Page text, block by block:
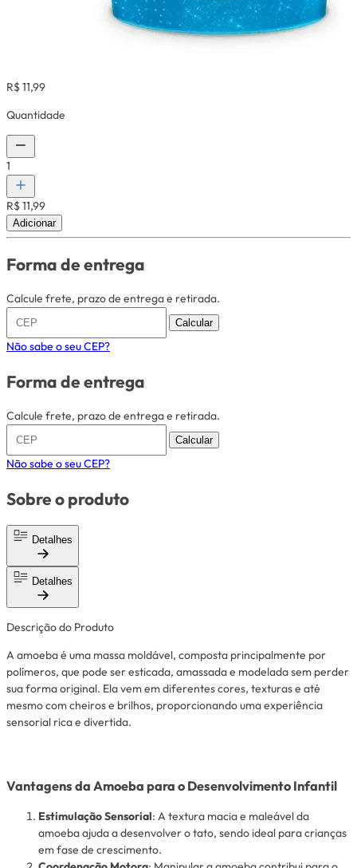
R$ 11,99
Quantidade
1
R$ 11,99
Adicionar
Forma de entrega
Calcule frete, prazo de entrega e retirada.
Calcular
Não sabe o seu CEP?
Forma de entrega
Calcule frete, prazo de entrega e retirada.
Calcular
Não sabe o seu CEP?
Sobre o produto
Detalhes
Detalhes
Descrição do Produto
A amoeba é uma massa moldável, composta principalmente por
polímeros, que pode ser esticada, amassada e modelada sem perder
sua forma original. Ela vem em diferentes cores, texturas e até
mesmo com cheiros e brilhos, proporcionando uma experiência
sensorial rica e divertida.
Vantagens da Amoeba para o Desenvolvimento Infantil
Estimulação Sensorial: A textura macia e maleável da
amoeba ajuda a desenvolver o tato, sendo ideal para crianças
em fase de crescimento.